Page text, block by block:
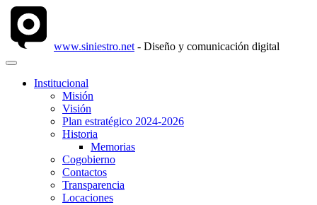
www.siniestro.net - Diseño y comunicación digital
Institucional
Misión
Visión
Plan estratégico 2024-2026
Historia
Memorias
Cogobierno
Contactos
Transparencia
Locaciones